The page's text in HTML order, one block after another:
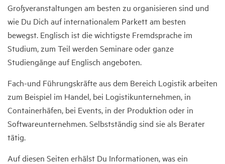
Großveranstaltungen am besten zu organisieren sind und
wie Du Dich auf internationalem Parkett am besten
bewegst. Englisch ist die wichtigste Fremdsprache im
Studium, zum Teil werden Seminare oder ganze
Studiengänge auf Englisch angeboten.
Fach-und Führungskräfte aus dem Bereich Logistik arbeiten
zum Beispiel im Handel, bei Logistikunternehmen, in
Containerhäfen, bei Events, in der Produktion oder in
Softwareunternehmen. Selbstständig sind sie als Berater
tätig.
Auf diesen Seiten erhälst Du Informationen, was ein